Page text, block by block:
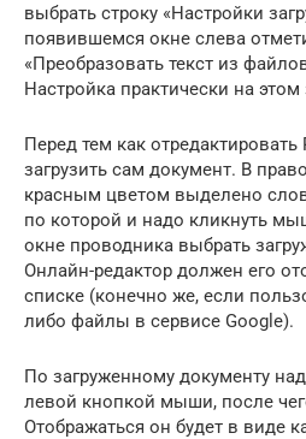
выбрать строку «Настройки
появившемся окне слева
«Преобразовать текст из
Настройка практически на этом
Перед тем как
загрузить сам документ. В
красным цветом выделено
по которой и надо кликнуть
окне проводника выбрать
Онлайн-редактор должен его
списке (конечно же, если
либо файлы в сервисе Google).
По загруженному документу
левой кнопкой мыши, после
Отображаться он будет в виде